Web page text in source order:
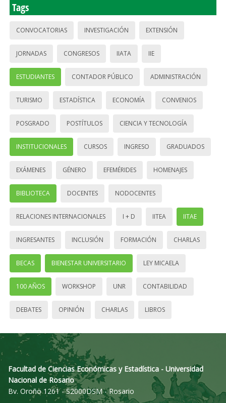
Tags
CONVOCATORIAS INVESTIGACIÓN EXTENSIÓN
JORNADAS CONGRESOS IIATA IIE
ESTUDIANTES CONTADOR PÚBLICO ADMINISTRACIÓN
TURISMO ESTADÍSTICA ECONOMÍA CONVENIOS
POSGRADO POSTÍTULOS CIENCIA Y TECNOLOGÍA
INSTITUCIONALES CURSOS INGRESO GRADUADOS
EXÁMENES GÉNERO EFEMÉRIDES HOMENAJES
BIBLIOTECA DOCENTES NODOCENTES
RELACIONES INTERNACIONALES I + D IITEA IITAE
INGRESANTES INCLUSIÓN FORMACIÓN CHARLAS
BECAS BIENESTAR UNIVERSITARIO LEY MICAELA
100 AÑOS WORKSHOP UNR CONTABILIDAD
DEBATES OPINIÓN CHARLAS LIBROS
Facultad de Ciencias Económicas y Estadística - Universidad
Nacional de Rosario
Bv. Oroño 1261 - S2000DSM - Rosario